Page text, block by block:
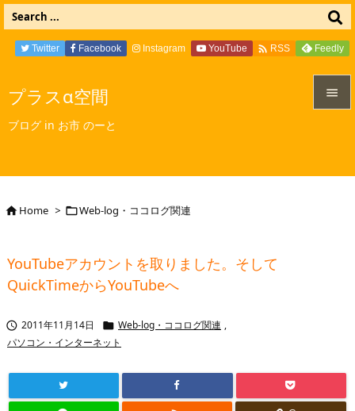
プラスα空間
ブログ in お市 のーと

Twitter Facebook Instagram YouTube  RSS Feedly
Home > Web-log・ココログ関連
YouTubeアカウントを取りました。そして
QuickTimeからYouTubeへ
 2011年11月14日  Web-log・ココログ関連 ,
パソコン・インターネット